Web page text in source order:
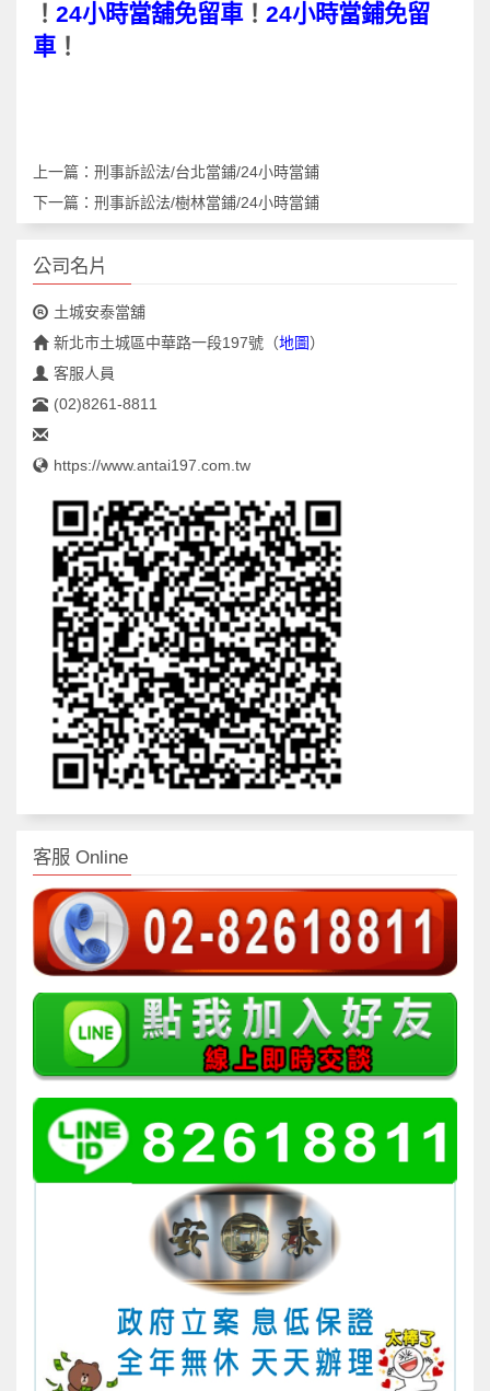
！ 24小時當舖免留車！ 24小時當鋪免留
車！
上一篇： 刑事訴訟法/台北當鋪/24小時當鋪
下一篇： 刑事訴訟法/樹林當鋪/24小時當鋪
公司名片
土城安泰當舖
新北市土城區中華路一段197號 （地圖）
客服人員
(02)8261-8811
https://www.antai197.com.tw
客服 Online